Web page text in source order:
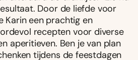
Door de liefde voor
Karin een prachtig en
recepten voor diverse
aperitieven. Ben je van plan
tijdens de feestdagen